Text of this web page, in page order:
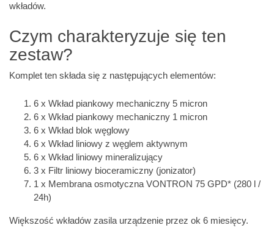
wkładów.
Czym charakteryzuje się ten
zestaw?
Komplet ten składa się z następujących elementów:
6 x Wkład piankowy mechaniczny 5 micron
6 x Wkład piankowy mechaniczny 1 micron
6 x Wkład blok węglowy
6 x Wkład liniowy z węglem aktywnym
6 x Wkład liniowy mineralizujący
3 x Filtr liniowy bioceramiczny (jonizator)
1 x Membrana osmotyczna VONTRON 75 GPD* (280 l /
24h)
Większość wkładów zasila urządzenie przez ok 6 miesięcy.